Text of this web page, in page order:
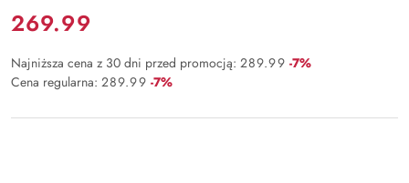
Cena:
269.99
Najniższa cena z 30 dni przed promocją: 289.99 Rabat:
-7%
Cena regularna: 289.99 Rabat:
-7%